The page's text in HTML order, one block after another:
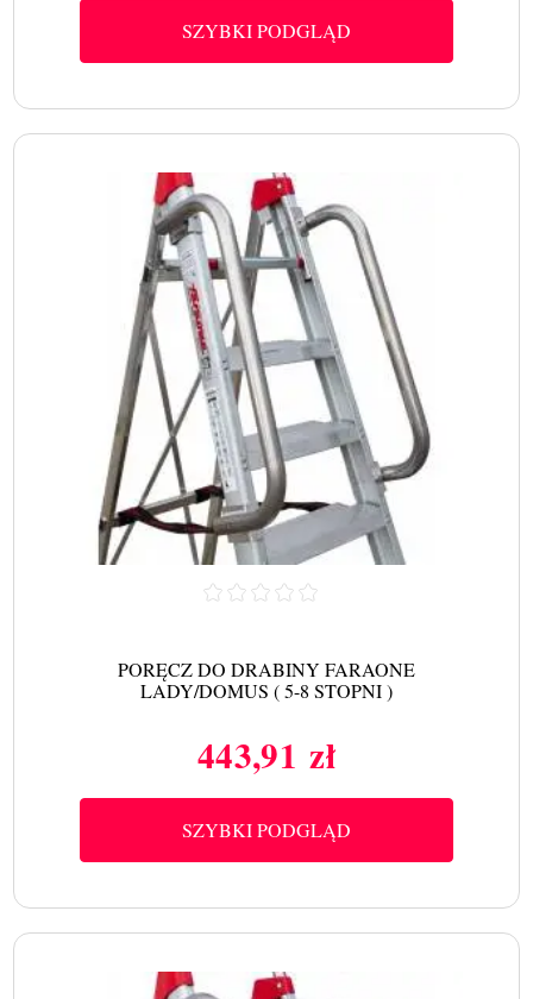
SZYBKI PODGLĄD
PORĘCZ DO DRABINY FARAONE
LADY/DOMUS ( 5-8 STOPNI )
Cena
443,91 zł
SZYBKI PODGLĄD